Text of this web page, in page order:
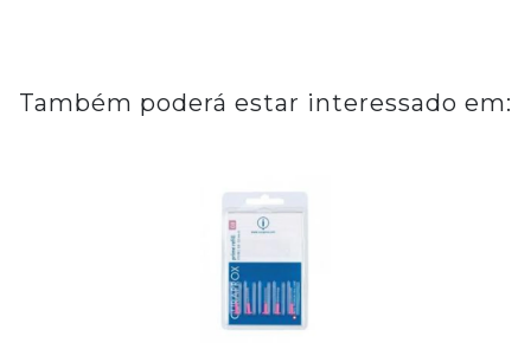
Também poderá estar interessado em: